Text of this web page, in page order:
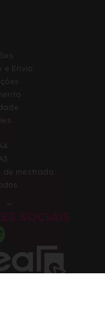
e Envio
de mestrado
SOCIAIS